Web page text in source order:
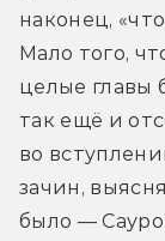
наконец,
Мало того,
целые главы
так ещё и
во
зачин,
было —